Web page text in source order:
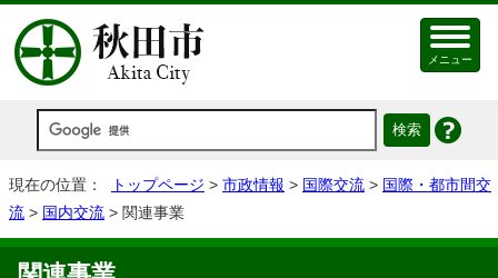
メニュー
現在の位置： トップページ > 市政情報 > 国際交流 > 国際・都市間交
流 > 国内交流 > 関連事業